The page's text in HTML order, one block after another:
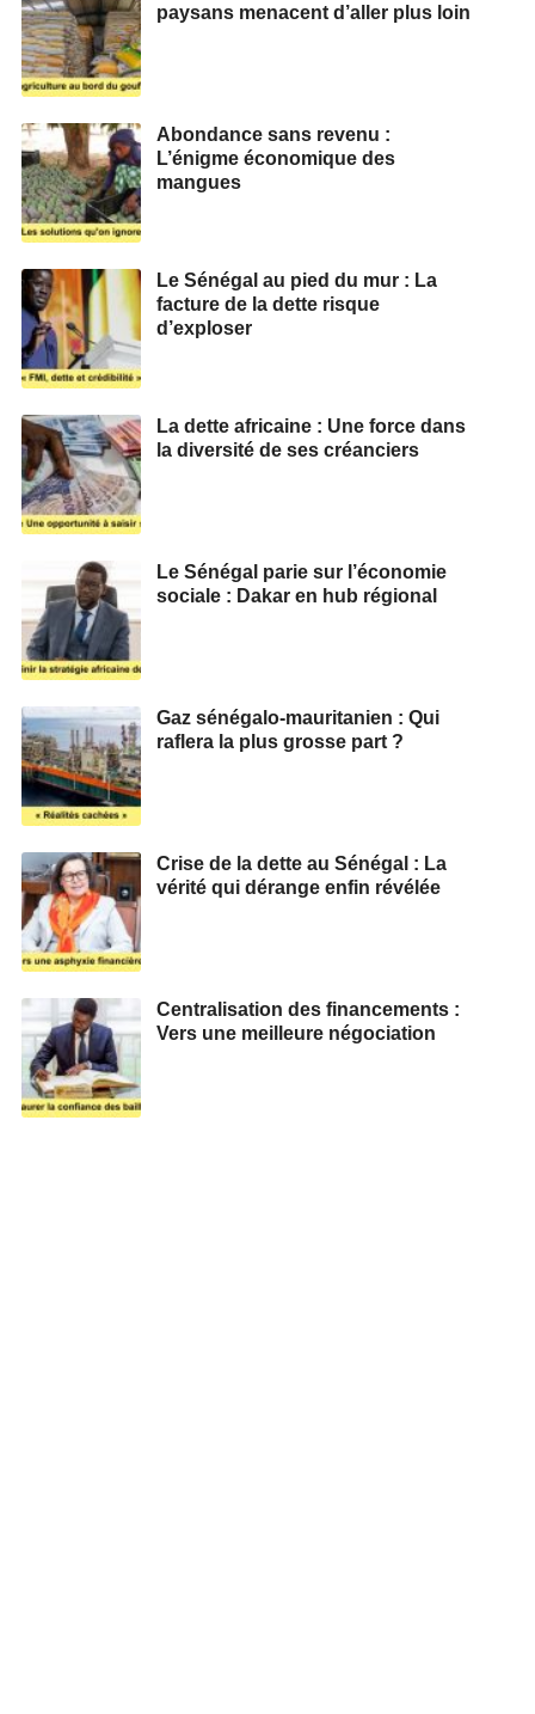
paysans menacent d’aller plus loin
Abondance sans revenu :
L’énigme économique des
mangues
Le Sénégal au pied du mur : La
facture de la dette risque
d’exploser
La dette africaine : Une force dans
la diversité de ses créanciers
Le Sénégal parie sur l’économie
sociale : Dakar en hub régional
Gaz sénégalo-mauritanien : Qui
raflera la plus grosse part ?
Crise de la dette au Sénégal : La
vérité qui dérange enfin révélée
Centralisation des financements :
Vers une meilleure négociation